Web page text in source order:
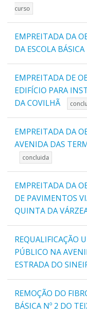
curso
EMPREITADA DA
DA ESCOLA
EMPREITADA DE
EDIFÍCIO PARA
DA COVILHÃ
EMPREITADA DA
AVENIDA DAS
concluida
EMPREITADA DA
DE PAVIMENTOS
QUINTA DA
REQUALIFICAÇÃO
PÚBLICO NA
ESTRADA DO
REMOÇÃO DO
BÁSICA Nº 2 DO